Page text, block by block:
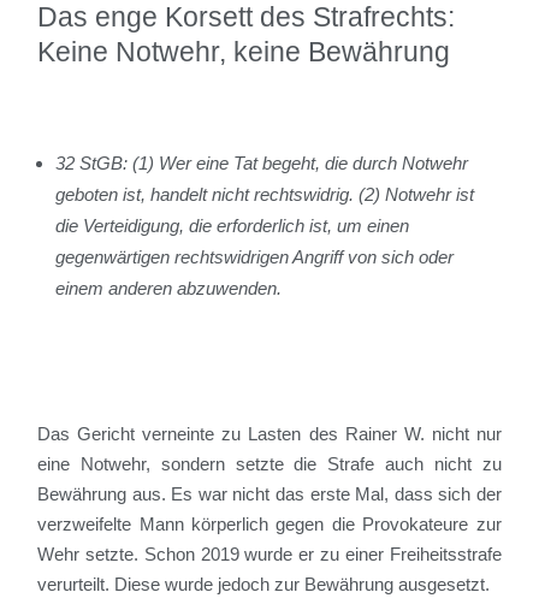
Das enge Korsett des Strafrechts:
Keine Notwehr, keine Bewährung
32 StGB: (1) Wer eine Tat begeht, die durch Notwehr
geboten ist, handelt nicht rechtswidrig. (2) Notwehr ist
die Verteidigung, die erforderlich ist, um einen
gegenwärtigen rechtswidrigen Angriff von sich oder
einem anderen abzuwenden.
Das Gericht verneinte zu Lasten des Rainer W. nicht nur
eine Notwehr, sondern setzte die Strafe auch nicht zu
Bewährung aus. Es war nicht das erste Mal, dass sich der
verzweifelte Mann körperlich gegen die Provokateure zur
Wehr setzte. Schon 2019 wurde er zu einer Freiheitsstrafe
verurteilt. Diese wurde jedoch zur Bewährung ausgesetzt.